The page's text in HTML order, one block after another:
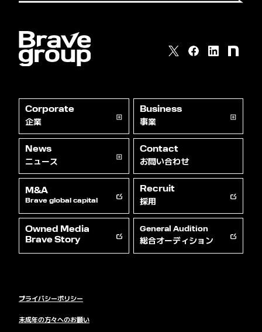
Corporate
企業
Business
事業
News
ニュース
Contact
お問い合わせ
M&A
Brave global capital
Recruit
採用
Owned Media
Brave Story
General Audition
総合オーディション
プライバシーポリシー
未成年の方々へのお願い